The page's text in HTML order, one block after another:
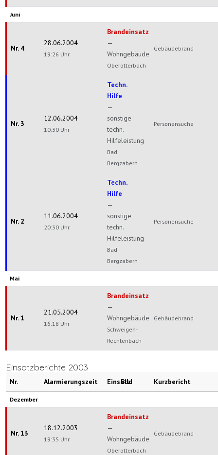
Juni
Nr. 4
28.06.2004
19:26 Uhr
Brandeinsatz
—
Wohngebäude
Oberotterbach
Gebäudebrand
Nr. 3
12.06.2004
10:30 Uhr
Techn.
Hilfe
—
sonstige
techn.
Hilfeleistung
Bad
Bergzabern
Personensuche
Nr. 2
11.06.2004
20:30 Uhr
Techn.
Hilfe
—
sonstige
techn.
Hilfeleistung
Bad
Bergzabern
Personensuche
Mai
Nr. 1
21.05.2004
16:18 Uhr
Brandeinsatz
—
Wohngebäude
Schweigen-
Rechtenbach
Gebäudebrand
Einsatzberichte 2003
Nr. Alarmierungszeit Einsatz
Bild Kurzbericht
Dezember
Nr. 13
18.12.2003
19:35 Uhr
Brandeinsatz
—
Wohngebäude
Oberotterbach
Gebäudebrand